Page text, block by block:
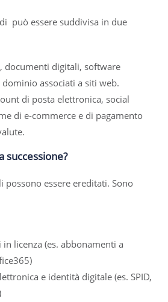
può essere suddivisa in due
documenti digitali, software
associati a siti web.
di posta elettronica, social
di e-commerce e di pagamento
successione?
essere ereditati. Sono
in licenza (es. abbonamenti a
e identità digitale (es. SPID,